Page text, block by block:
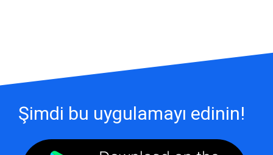
Şimdi bu uygulamayı edinin!